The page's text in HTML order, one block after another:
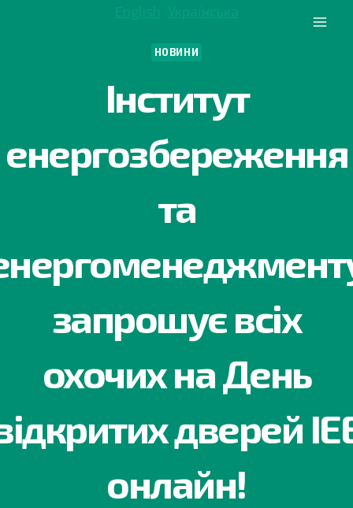
НОВИНИ
Інститут
енергозбереження
та
запрошує всіх
охочих на День
дверей
онлайн!